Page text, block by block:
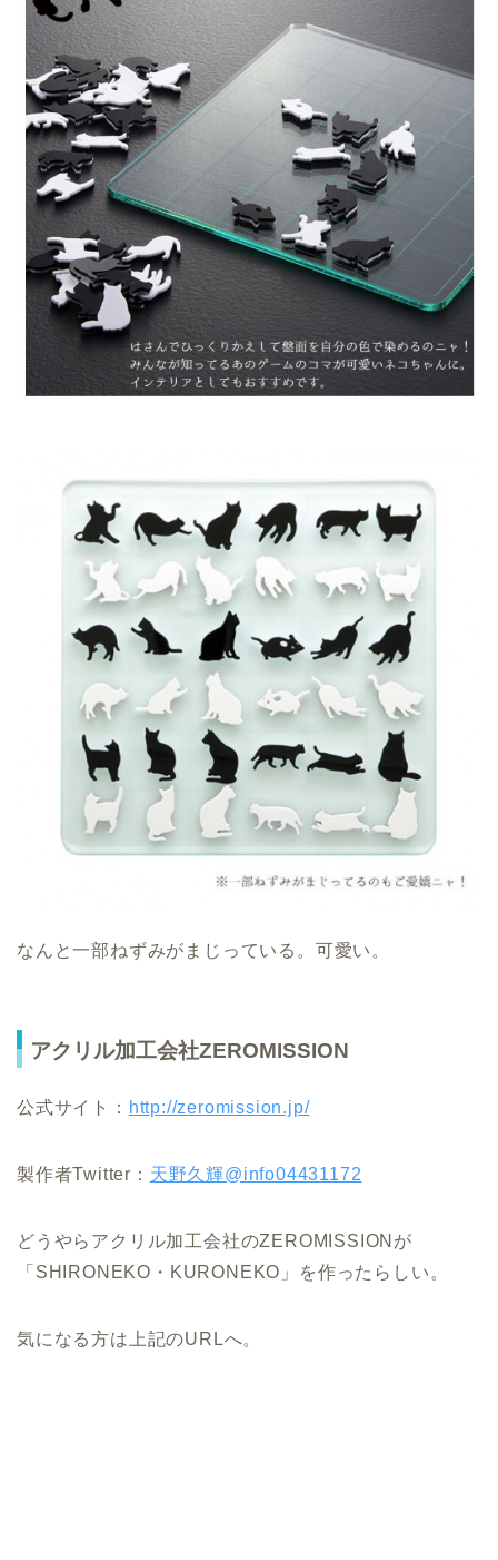
なんと一部ねずみがまじっている。可愛い。
アクリル加工会社ZEROMISSION
公式サイト： http://zeromission.jp/
製作者Twitter： 天野久輝@info04431172
どうやらアクリル加工会社のZEROMISSIONが
「SHIRONEKO・KURONEKO」を作ったらしい。
気になる方は上記のURLへ。